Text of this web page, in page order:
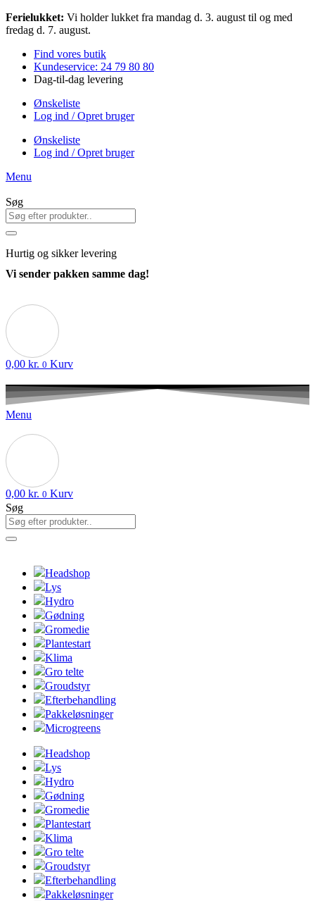
Videre
til
Ferielukket: Vi holder lukket fra mandag d. 3. august til og med
fredag d. 7. august.
Find vores butik
Kundeservice: 24 79 80 80
Dag-til-dag levering
Ønskeliste
Log ind / Opret bruger
Ønskeliste
Log ind / Opret bruger
Menu
Søg
Hurtig og sikker levering
Vi sender pakken samme dag!
0,00 kr. 0 Kurv
Menu
0,00 kr. 0 Kurv
Søg
Headshop
Lys
Hydro
Gødning
Gromedie
Plantestart
Klima
Gro telte
Groudstyr
Efterbehandling
Pakkeløsninger
Microgreens
Headshop
Lys
Hydro
Gødning
Gromedie
Plantestart
Klima
Gro telte
Groudstyr
Efterbehandling
Pakkeløsninger